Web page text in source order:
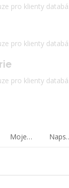
pro klienty
pro klienty
pro klienty
Moje poznámky